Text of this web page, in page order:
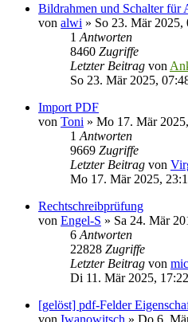
Bildrahmen und Schalter für
von alwi » So 23. Mär 2025,
1 Antworten
8460 Zugriffe
Letzter Beitrag von
So 23. Mär 2025,
Import PDF
von Toni » Mo 17. Mär
1 Antworten
9669 Zugriffe
Letzter Beitrag von
Mo 17. Mär 2025,
Rechtschreibprüfung
von Engel-S » Sa 24. Mär
6 Antworten
22828 Zugriffe
Letzter Beitrag von
Di 11. Mär 2025, 17:22
[gelöst] pdf-Felder
von Iwanowitsch » Do 6.